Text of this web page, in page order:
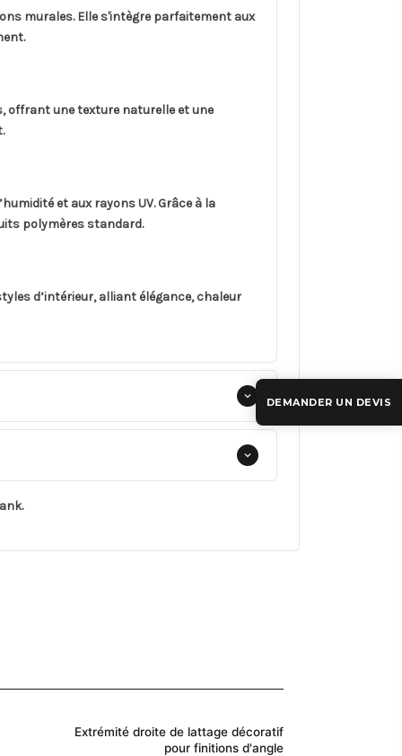
murales. Elle s'intègre parfaitement aux
offrant une texture naturelle et une
et aux rayons UV. Grâce à la
polymères standard.
d’intérieur, alliant élégance, chaleur
Extrémité droite de lattage décoratif
pour finitions d'angle
DEMANDER UN DEVIS